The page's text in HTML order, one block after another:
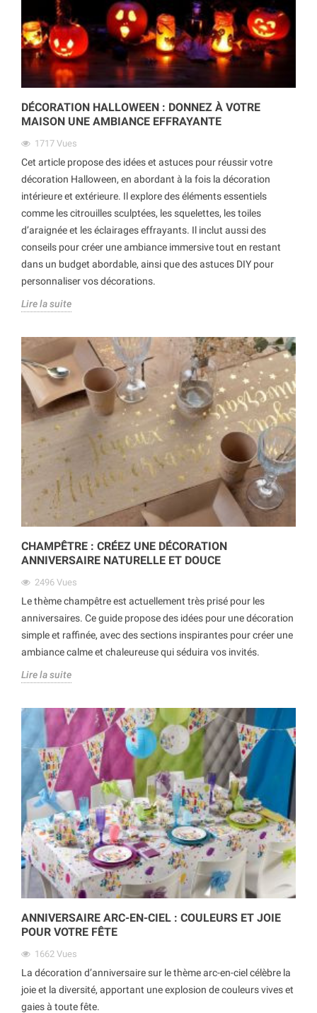
DÉCORATION HALLOWEEN : DONNEZ À VOTRE
MAISON UNE AMBIANCE EFFRAYANTE
1717 Vues
Cet article propose des idées et astuces pour réussir votre
décoration Halloween, en abordant à la fois la décoration
intérieure et extérieure. Il explore des éléments essentiels
comme les citrouilles sculptées, les squelettes, les toiles
d’araignée et les éclairages effrayants. Il inclut aussi des
conseils pour créer une ambiance immersive tout en restant
dans un budget abordable, ainsi que des astuces DIY pour
personnaliser vos décorations.
Lire la suite
CHAMPÊTRE : CRÉEZ UNE DÉCORATION
ANNIVERSAIRE NATURELLE ET DOUCE
2496 Vues
Le thème champêtre est actuellement très prisé pour les
anniversaires. Ce guide propose des idées pour une décoration
simple et raffinée, avec des sections inspirantes pour créer une
ambiance calme et chaleureuse qui séduira vos invités.
Lire la suite
ANNIVERSAIRE ARC-EN-CIEL : COULEURS ET JOIE
POUR VOTRE FÊTE
1662 Vues
La décoration d’anniversaire sur le thème arc-en-ciel célèbre la
joie et la diversité, apportant une explosion de couleurs vives et
gaies à toute fête.